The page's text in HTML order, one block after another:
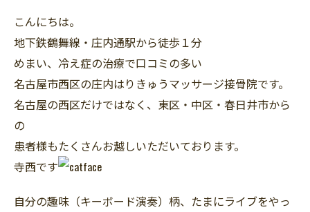
こんにちは。
地下鉄鶴舞線・庄内通駅から徒歩１分
めまい、冷え症の治療で口コミの多い
名古屋市西区の庄内はりきゅうマッサージ接骨院です。
名古屋の西区だけではなく、東区・中区・春日井市から
の
患者様もたくさんお越しいただいております。
寺西です
自分の趣味（キーボード演奏）柄、たまにライブをやっ